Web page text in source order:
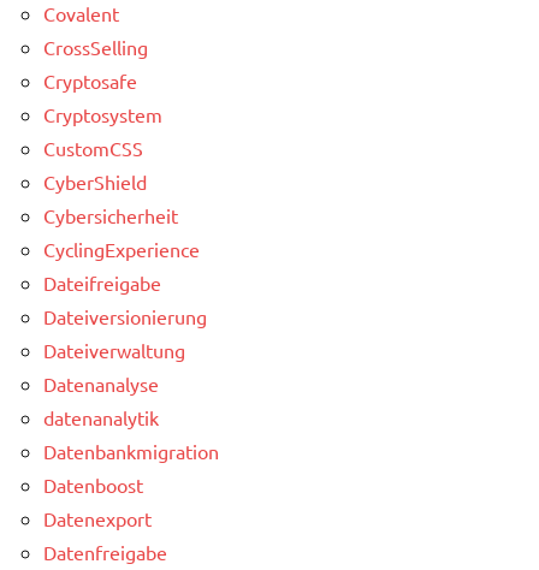
Covalent
CrossSelling
Cryptosafe
Cryptosystem
CustomCSS
CyberShield
Cybersicherheit
CyclingExperience
Dateifreigabe
Dateiversionierung
Dateiverwaltung
Datenanalyse
datenanalytik
Datenbankmigration
Datenboost
Datenexport
Datenfreigabe